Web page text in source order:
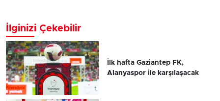
İlginizi Çekebilir
İlk hafta Gaziantep FK,
Alanyaspor ile karşılaşacak